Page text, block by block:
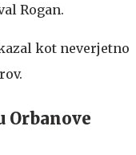
Rogan.
kot neverjetno
Orbanove